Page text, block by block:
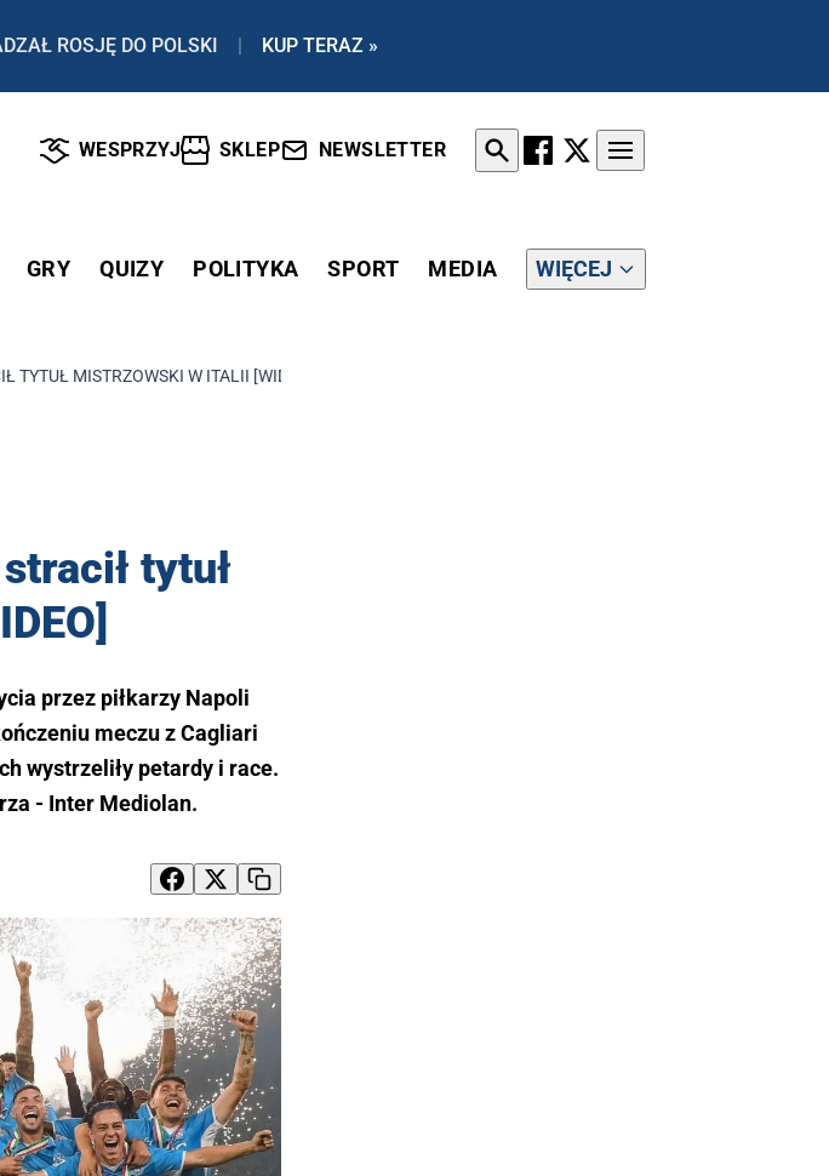
ROSJĘ DO POLSKI | KUP TERAZ »
WESPRZYJ SKLEP NEWSLETTER
GRY QUIZY POLITYKA SPORT MEDIA WIĘCEJ
TYTUŁ MISTRZOWSKI W ITALII [WIDEO]
tytuł
przez piłkarzy Napoli
meczu z Cagliari
wystrzeliły petardy i race.
- Inter Mediolan.